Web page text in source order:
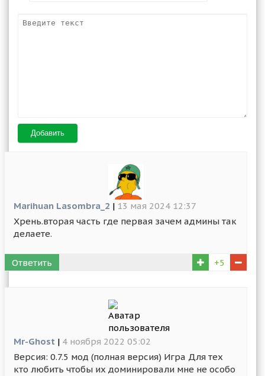
Добавить
Marihuan Lasombra_2 | 13 мая 2024 12:37
Хрень.вторая часть где первая зачем админы так
делаете.
Ответить +5
Mr-Ghost | 4 ноября 2022 05:02
Версия: 0.7.5 мод (полная версия) Игра Для тех
кто любить чтобы их доминировали мне не особо